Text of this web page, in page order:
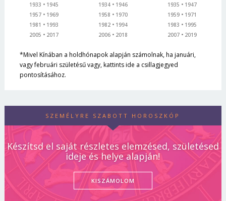
1933
1945
1957
1969
1981
1993
2005
2017
1934
1946
1958
1970
1982
1994
2006
2018
1935
1947
1959
1971
1983
1995
2007
2019
*Mivel Kínában a holdhónapok alapján számolnak, ha januári,
vagy februári születésű vagy, kattints ide a csillagjegyed
pontosításához.
SZEMÉLYRE SZABOTT HOROSZKÓP
Készítsd el saját részletes elemzésed, születésed
ideje és helye alapján!
KISZÁMOLOM